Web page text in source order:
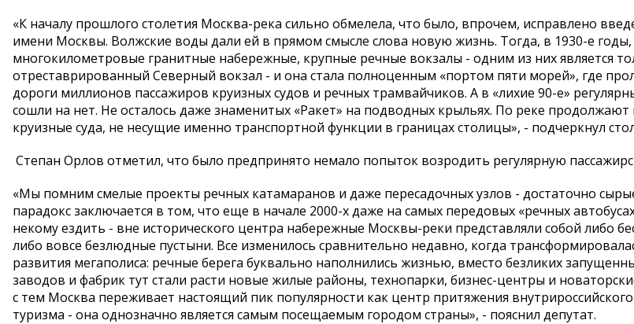
«К началу прошлого столетия Москва-река сильно обмелела, что было, впрочем, исправлено
имени Москвы. Волжские воды дали ей в прямом смысле слова новую жизнь. Тогда, в 1930-е годы,
многокилометровые гранитные набережные, крупные речные вокзалы - одним из них является
отреставрированный Северный вокзал - и она стала полноценным «портом пяти морей», где
дороги миллионов пассажиров круизных судов и речных трамвайчиков. А в «лихие 90-е»
сошли на нет. Не осталось даже знаменитых «Ракет» на подводных крыльях. По реке
круизные суда, не несущие именно транспортной функции в границах столицы», - подчеркнул
Степан Орлов отметил, что было предпринято немало попыток возродить регулярную
«Мы помним смелые проекты речных катамаранов и даже пересадочных узлов - достаточно
парадокс заключается в том, что еще в начале 2000-х даже на самых передовых «речных
некому ездить - вне исторического центра набережные Москвы-реки представляли собой либо
либо вовсе безлюдные пустыни. Все изменилось сравнительно недавно, когда
развития мегаполиса: речные берега буквально наполнились жизнью, вместо безликих
заводов и фабрик тут стали расти новые жилые районы, технопарки, бизнес-центры и
с тем Москва переживает настоящий пик популярности как центр притяжения
туризма - она однозначно является самым посещаемым городом страны», - пояснил депутат.